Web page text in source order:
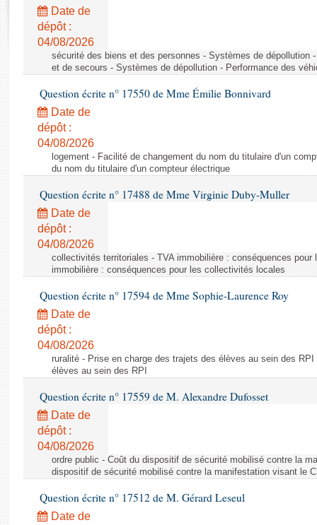
Rapports législatifs
Rapports sur l'application des lois
Baromètre de l’application des lois
Dossiers législatifs
Budget et sécurité sociale
Questions écrites et orales
Comptes rendus des débats
Date de
dépôt :
04/08/2026
sécurité des biens et des personnes - Systèmes de dépollution
et de secours - Systèmes de dépollution - Performance des
Question écrite n° 17550 de Mme Émilie Bonnivard
Date de
dépôt :
04/08/2026
logement - Facilité de changement du nom du titulaire d'un
du nom du titulaire d'un compteur électrique
Question écrite n° 17488 de Mme Virginie Duby-Muller
Date de
dépôt :
04/08/2026
collectivités territoriales - TVA immobilière : conséquences
immobilière : conséquences pour les collectivités locales
Question écrite n° 17594 de Mme Sophie-Laurence Roy
Date de
dépôt :
04/08/2026
ruralité - Prise en charge des trajets des élèves au sein des
élèves au sein des RPI
Question écrite n° 17559 de M. Alexandre Dufosset
Date de
dépôt :
04/08/2026
ordre public - Coût du dispositif de sécurité mobilisé contre la
dispositif de sécurité mobilisé contre la manifestation visant le
Question écrite n° 17512 de M. Gérard Leseul
Date de